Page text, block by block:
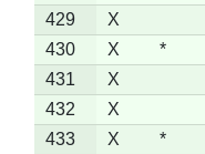
429
X
430
X *
431
X
432
X
433
X *